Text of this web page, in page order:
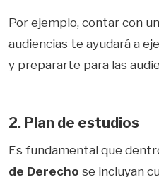
Por ejemplo, contar con
audiencias te ayudará a
y prepararte para las
2. Plan de estudios
Es fundamental que
de Derecho se incluyan